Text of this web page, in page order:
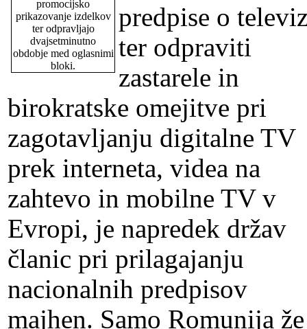
promocijsko
prikazovanje izdelkov
ter odpravljajo
dvajsetminutno
obdobje med oglasnimi
bloki.
predpise o
ter odpraviti
zastarele in
birokratske omejitve pri
zagotavljanju digitalne TV
prek interneta, videa na
zahtevo in mobilne TV v
Evropi, je napredek držav
članic pri prilagajanju
nacionalnih predpisov
majhen. Samo Romunija